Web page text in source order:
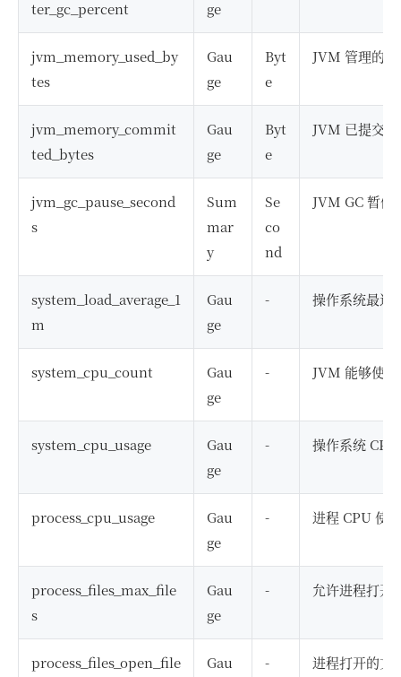
ter_gc_percent ge
jvm_memory_used_by
tes
Gau
ge
Byt
e
JVM 管理的
jvm_memory_commit
ted_bytes
Gau
ge
Byt
e
JVM 已提交
jvm_gc_pause_second
s
Sum
mar
y
Se
co
nd
JVM GC 暂停
system_load_average_1
m
Gau
ge
- 操作系统最近
system_cpu_count
Gau
ge
- JVM 能够使
system_cpu_usage
Gau
ge
- 操作系统
process_cpu_usage
Gau
ge
- 进程 CPU 使
process_files_max_file
s
Gau
ge
- 允许进程打开
process_files_open_file
Gau
- 进程打开的文